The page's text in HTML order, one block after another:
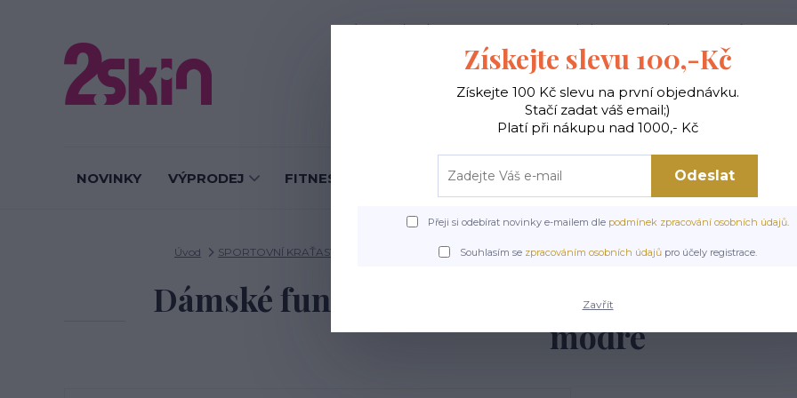
O nás Jak nakupovat Doprava a platba Kontakty Více
Hledat
NOVINKY VÝPRODEJ FITNESS LEGÍNY TOPY A TRIČKA SPORTOVNÍ PODPRSENKY
Úvod SPORTOVNÍ KRAŤASY A SUKNĚ Sportovní kraťasy Sportovní kraťasy NEYWER Dámské funkční
Dámské funkční elastické sportovní kraťasy
modré
Získejte slevu 100,-Kč
Získejte 100 Kč slevu na první objednávku.
Stačí zadat váš email;)
Platí při nákupu nad 1000,- Kč
Odeslat
Přeji si odebírat novinky e-mailem dle podmínek zpracování osobních údajů.
Souhlasím se zpracováním osobních údajů pro účely registrace.
Zavřít